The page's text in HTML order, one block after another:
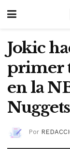
Jokic
primer
en la
Nuggets
Por